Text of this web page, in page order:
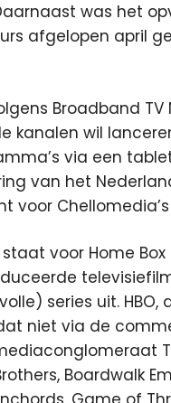
was het
afgelopen april
Broadband
kanalen wil
via een
van het
voor Chellomedia’s
staat voor Home
series uit.
niet via de
Boardwalk